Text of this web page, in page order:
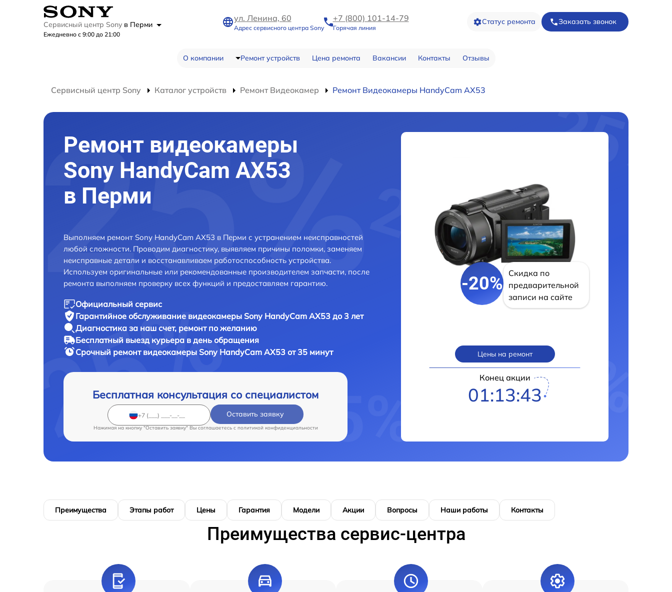
Сервисный центр Sony в Перми
Ежедневно с 9:00 до 21:00
ул. Ленина, 60
Адрес сервисного центра Sony
+7 (800) 101-14-79
Горячая линия
Статус ремонта Заказать звонок
О компании Ремонт устройств Цена ремонта Вакансии Контакты Отзывы
Сервисный центр Sony Каталог устройств Ремонт Видеокамер Ремонт Видеокамеры HandyCam AX53
Ремонт видеокамеры
Sony HandyCam AX53
в Перми
Выполняем ремонт Sony HandyCam AX53 в Перми с устранением неисправностей
любой сложности. Проводим диагностику, выявляем причины поломки, заменяем
неисправные детали и восстанавливаем работоспособность устройства.
Используем оригинальные или рекомендованные производителем запчасти, после
ремонта выполняем проверку всех функций и предоставляем гарантию.
Официальный сервис
Гарантийное обслуживание видеокамеры Sony HandyCam AX53 до 3 лет
Диагностика за наш счет, ремонт по желанию
Бесплатный выезд курьера в день обращения
Срочный ремонт видеокамеры Sony HandyCam AX53 от 35 минут
Бесплатная консультация со специалистом
Оставить заявку
Нажимая на кнопку "Оставить заявку" Вы соглашаетесь c политикой конфиденциальности
-20%
Скидка по
предварительной
записи на сайте
Цены на ремонт
Конец акции
01:13:42
Преимущества Этапы работ Цены Гарантия Модели Акции Вопросы Наши работы Контакты
Преимущества сервис-центра